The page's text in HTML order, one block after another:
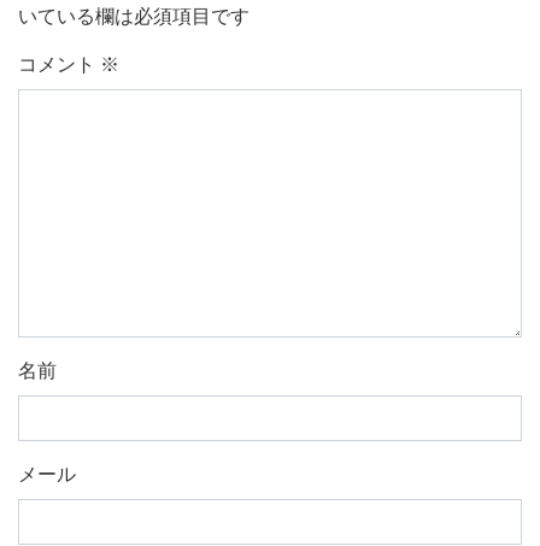
いている欄は必須項目です
コメント ※
名前
メール